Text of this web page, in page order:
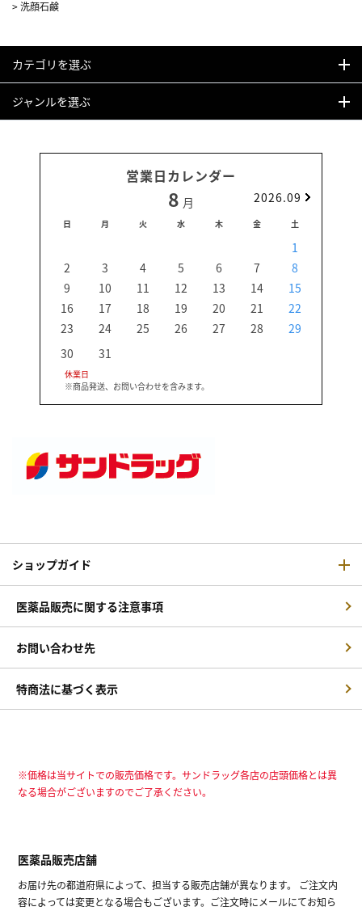
>洗顔石鹸
カテゴリを選ぶ
ジャンルを選ぶ
営業日カレンダー
8 月 2026.09
日 月 火 水 木 金 土
1
2
3 4 5 6 7
8
9
10 11 12 13 14
15
16
17 18 19 20 21
22
23
24 25 26 27 28
29
30
31
休業日
※商品発送、お問い合わせを含みます。
ショップガイド
医薬品販売に関する注意事項
お問い合わせ先
特商法に基づく表示
※価格は当サイトでの販売価格です。サンドラッグ各店の店頭価格とは異
なる場合がございますのでご了承ください。
医薬品販売店舗
お届け先の都道府県によって、担当する販売店舗が異なります。 ご注文内
容によっては変更となる場合もございます。ご注文時にメールにてお知ら